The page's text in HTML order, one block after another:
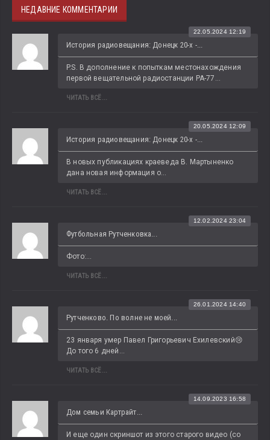
НЕДАВНИЕ КОММЕНТАРИИ
История радиовещания: Донецк 20-х -...
22.05.2024 12:19
P.S. В дополнение к попыткам местонахождения
первой вещательной радиостанции РА-77...
ЧИТАТЬ ВСЁ...
История радиовещания: Донецк 20-х -...
20.05.2024 12:09
В новых публикациях краеведа В. Мартыненко
дана новая информация о...
ЧИТАТЬ ВСЁ...
Футбольная Рутченковка...
12.02.2024 23:04
Фото:...
ЧИТАТЬ ВСЁ...
Рутченково. По волне не моей...
26.01.2024 14:40
23 января умер Павел Григорьевич Ехилевский😢
До того 6 дней...
ЧИТАТЬ ВСЁ...
Дом семьи Картрайт...
14.09.2023 16:58
И еще один скриншот из этого старого видео (со